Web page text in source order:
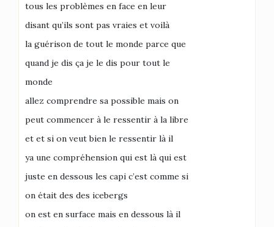
tous les problèmes en face en leur
disant qu’ils sont pas vraies et voilà
la guérison de tout le monde parce que
quand je dis ça je le dis pour tout le
monde
allez comprendre sa possible mais on
peut commencer à le ressentir à la libre
et et si on veut bien le ressentir là il
ya une compréhension qui est là qui est
juste en dessous les capi c’est comme si
on était des des icebergs
on est en surface mais en dessous là il